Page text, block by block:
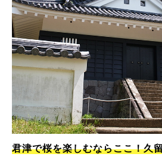
君津で桜を楽しむならここ！久